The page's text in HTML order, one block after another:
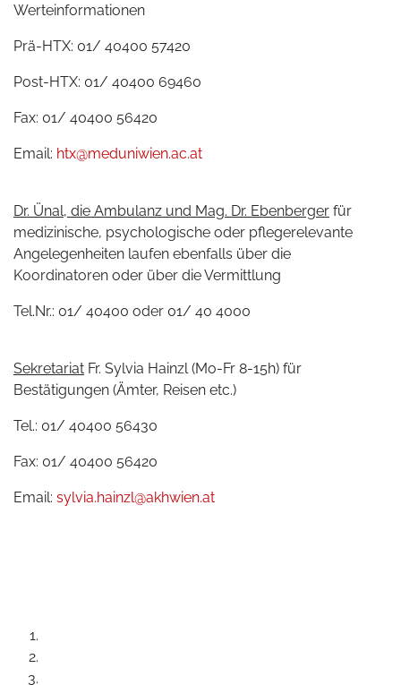
Werteinformationen
Prä-HTX: 01/ 40400 57420
Post-HTX: 01/ 40400 69460
Fax: 01/ 40400 56420
Email: htx@meduniwien.ac.at
Dr. Ünal, die Ambulanz und Mag. Dr. Ebenberger für
medizinische, psychologische oder pflegerelevante
Angelegenheiten laufen ebenfalls über die
Koordinatoren oder über die Vermittlung
Tel.Nr.: 01/ 40400 oder 01/ 40 4000
Sekretariat Fr. Sylvia Hainzl (Mo-Fr 8-15h) für
Bestätigungen (Ämter, Reisen etc.)
Tel.: 01/ 40400 56430
Fax: 01/ 40400 56420
Email: sylvia.hainzl@akhwien.at